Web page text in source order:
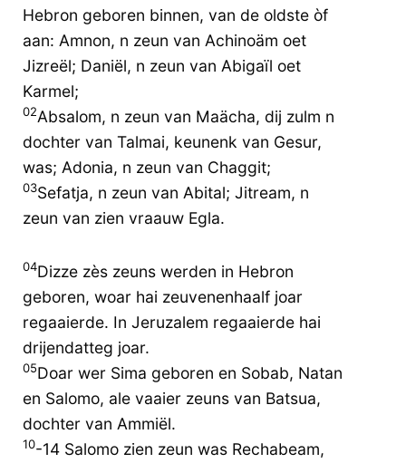
Hebron geboren binnen, van de oldste òf
aan: Amnon, n zeun van Achinoäm oet
Jizreël; Daniël, n zeun van Abigaïl oet
Karmel;
02Absalom, n zeun van Maächa, dij zulm n
dochter van Talmai, keunenk van Gesur,
was; Adonia, n zeun van Chaggit;
03Sefatja, n zeun van Abital; Jitream, n
zeun van zien vraauw Egla.
04Dizze zès zeuns werden in Hebron
geboren, woar hai zeuvenenhaalf joar
regaaierde. In Jeruzalem regaaierde hai
drijendatteg joar.
05Doar wer Sima geboren en Sobab, Natan
en Salomo, ale vaaier zeuns van Batsua,
dochter van Ammiël.
10-14 Salomo zien zeun was Rechabeam,